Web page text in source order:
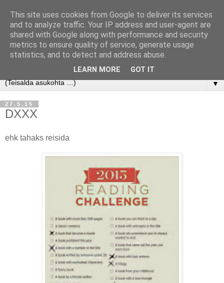
▼
27.5.15
DXXX
ehk tahaks reisida
This site uses cookies from Google to deliver its services
and to analyze traffic. Your IP address and user-agent are
shared with Google along with performance and security
metrics to ensure quality of service, generate usage
statistics, and to detect and address abuse.
LEARN MORE GOT IT